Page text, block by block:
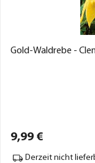
Gold-Waldrebe -
9,99 €
Derzeit nicht